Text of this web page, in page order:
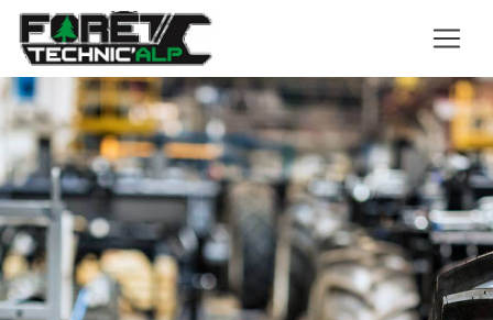
Panneau de gestion des cookies